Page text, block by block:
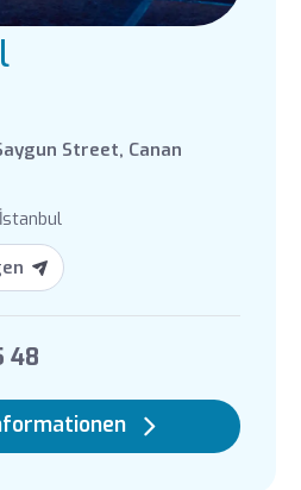
Street, Canan
48